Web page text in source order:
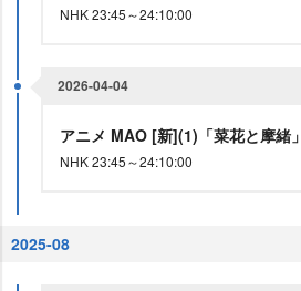
NHK 23:45～24:10:00
2026-04-04
アニメ MAO [新](1)「菜花と摩緒」
NHK 23:45～24:10:00
2025-08